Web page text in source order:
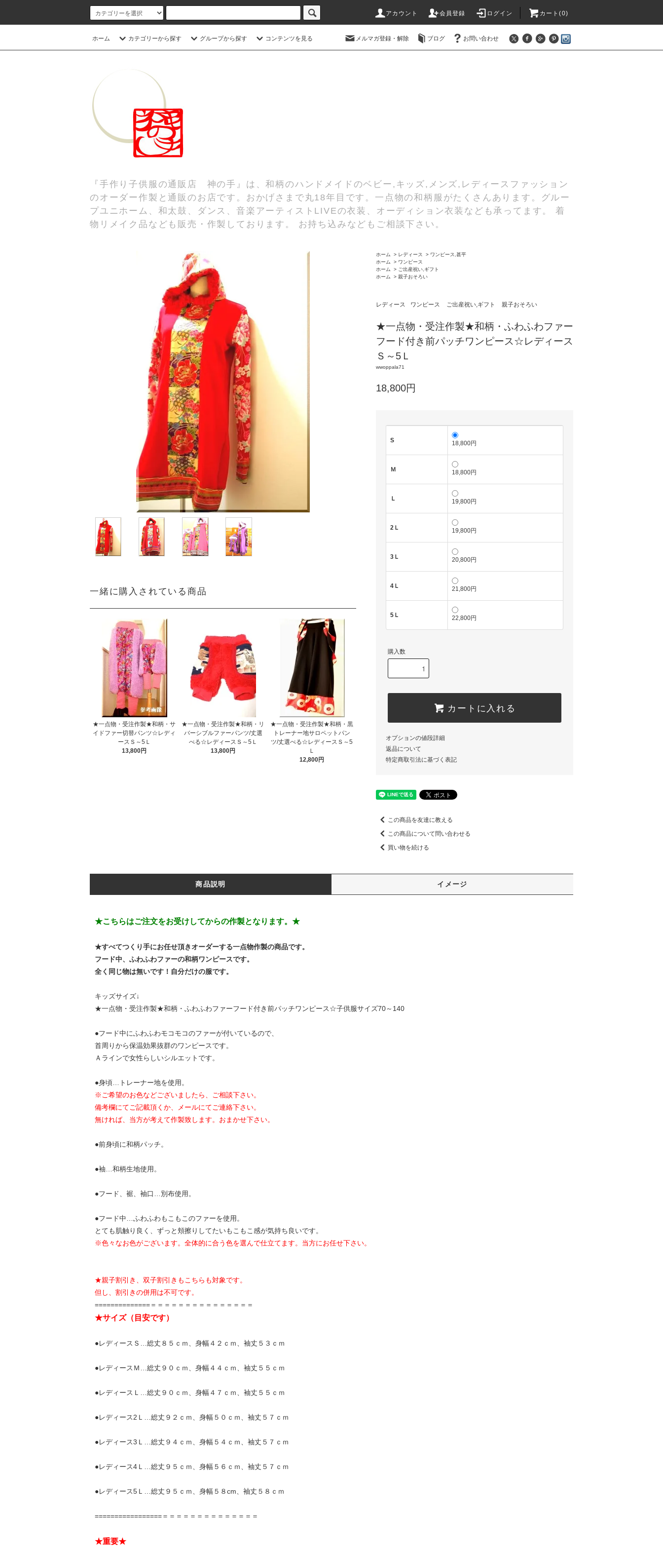
アカウント 会員登録 ログイン カート(0)
ホーム カテゴリーから探す グループから探す コンテンツを見る メルマガ登録・解除 ブログ お問い合わせ
『手作り子供服の通販店 神の手』は、和柄のハンドメイドのベビー,キッズ,メンズ,レディースファッション
のオーダー作製と通販のお店です。おかげさまで丸18年目です。一点物の和柄服がたくさんあります。グルー
プユニホーム、和太鼓、ダンス、音楽アーティストLIVEの衣装、オーディション衣装なども承ってます。 着
物リメイク品なども販売・作製しております。 お持ち込みなどもご相談下さい。
一緒に購入されている商品
★一点物・受注作製★和柄・サ
イドファー切替パンツ☆レディ
ースＳ～5Ｌ
13,800円
★一点物・受注作製★和柄・リ
バーシブルファーパンツ/丈選
べる☆レディースＳ～5Ｌ
13,800円
★一点物・受注作製★和柄・黒
トレーナー地サロペットパン
ツ/丈選べる☆レディースＳ～5
Ｌ
12,800円
ホーム > レディース > ワンピース,甚平
ホーム
> ワンピース
ホーム
> ご出産祝い,ギフト
ホーム
> 親子おそろい
レディース ワンピース ご出産祝い,ギフト 親子おそろい
★一点物・受注作製★和柄・ふわふわファー
フード付き前パッチワンピース☆レディース
Ｓ～5Ｌ
wwoppala71
18,800円
S 18,800円
Ｍ 18,800円
Ｌ 19,800円
2Ｌ 19,800円
3Ｌ 20,800円
4Ｌ 21,800円
5Ｌ 22,800円
購入数
カートに入れる
オプションの値段詳細
返品について
特定商取引法に基づく表記
この商品を友達に教える
この商品について問い合わせる
買い物を続ける
商品説明 イメージ
★こちらはご注文をお受けしてからの作製となります。★
★すべてつくり手にお任せ頂きオーダーする一点物作製の商品です。
フード中、ふわふわファーの和柄ワンピースです。
全く同じ物は無いです！自分だけの服です。
キッズサイズ↓
★一点物・受注作製★和柄・ふわふわファーフード付き前パッチワンピース☆子供服サイズ70～140
●フード中にふわふわモコモコのファーが付いているので、
首周りから保温効果抜群のワンピースです。
Ａラインで女性らしいシルエットです。
●身頃…トレーナー地を使用。
※ご希望のお色などございましたら、ご相談下さい。
備考欄にてご記載頂くか、メールにてご連絡下さい。
無ければ、当方が考えて作製致します。おまかせ下さい。
●前身頃に和柄パッチ。
●袖…和柄生地使用。
●フード、裾、袖口…別布使用。
●フード中…ふわふわもこもこのファーを使用。
とても肌触り良く、ずっと頬擦りしてたいもこもこ感が気持ち良いです。
※色々なお色がございます。全体的に合う色を選んで仕立てます。当方にお任せ下さい。
★親子割引き、双子割引きもこちらも対象です。
但し、割引きの併用は不可です。
==============＝＝＝＝＝＝＝＝＝＝＝＝＝＝＝
★サイズ（目安です）
●レディースＳ…総丈８５ｃｍ、身幅４２ｃｍ、袖丈５３ｃｍ
●レディースＭ…総丈９０ｃｍ、身幅４４ｃｍ、袖丈５５ｃｍ
●レディースＬ…総丈９０ｃｍ、身幅４７ｃｍ、袖丈５５ｃｍ
●レディース2Ｌ…総丈９２ｃｍ、身幅５０ｃｍ、袖丈５７ｃｍ
●レディース3Ｌ…総丈９４ｃｍ、身幅５４ｃｍ、袖丈５７ｃｍ
●レディース4Ｌ…総丈９５ｃｍ、身幅５６ｃｍ、袖丈５７ｃｍ
●レディース5Ｌ…総丈９５ｃｍ、身幅５８cm、袖丈５８ｃｍ
=================＝＝＝＝＝＝＝＝＝＝＝＝＝＝
★重要★